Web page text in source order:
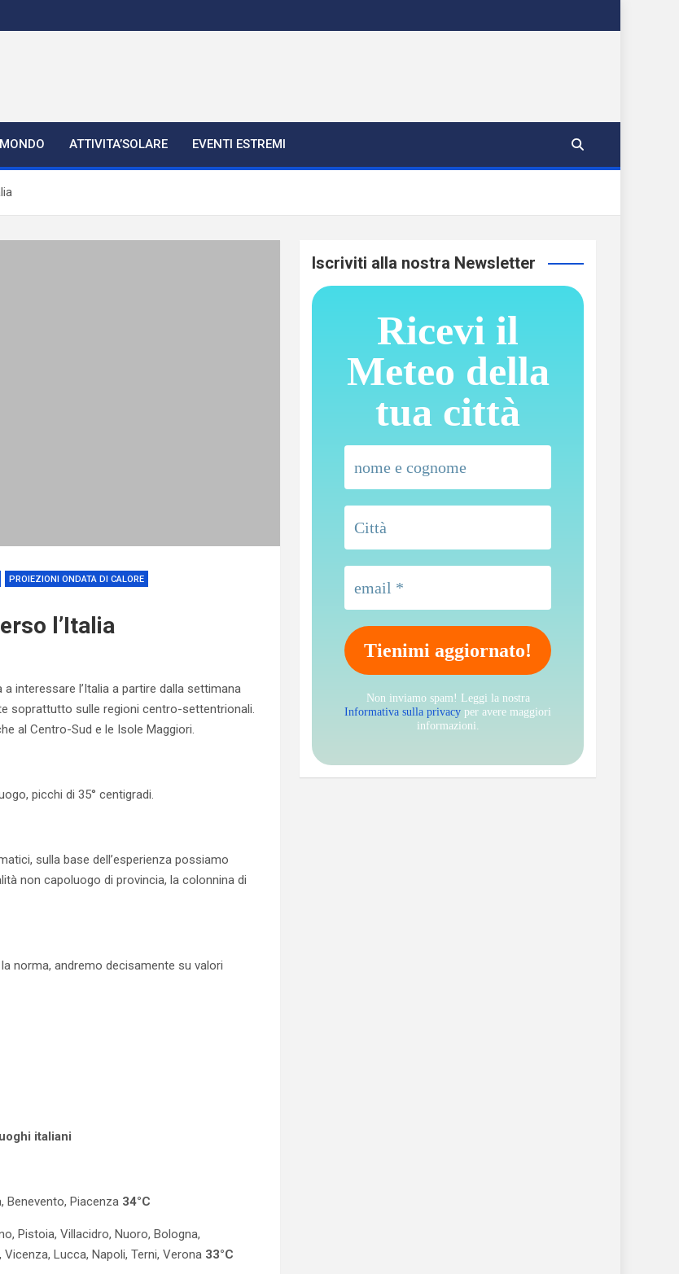
ATTIVITA’SOLARE EVENTI ESTREMI
PROIEZIONI ONDATA DI CALORE
l’Italia
interessare l’Italia a partire dalla settimana
soprattutto sulle regioni centro-settentrionali.
al Centro-Sud e le Isole Maggiori.
picchi di 35° centigradi.
sulla base dell’esperienza possiamo
non capoluogo di provincia, la colonnina di
norma, andremo decisamente su valori
italiani
Benevento, Piacenza 34°C
Pistoia, Villacidro, Nuoro, Bologna,
Lucca, Napoli, Terni, Verona 33°C
Iscriviti alla nostra Newsletter
Ricevi il
Meteo della
tua città
Non inviamo spam! Leggi la nostra
Informativa sulla privacy per avere maggiori
informazioni.